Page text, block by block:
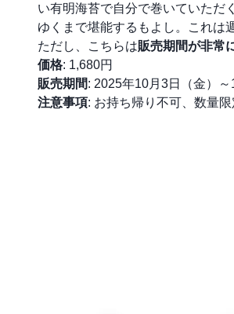
い有明海苔で自分で巻いていただ
ゆくまで堪能するもよし。これは
ただし、こちらは販売期間が非常
価格: 1,680円
販売期間: 2025年10月3日（金）～
注意事項: お持ち帰り不可、数量限